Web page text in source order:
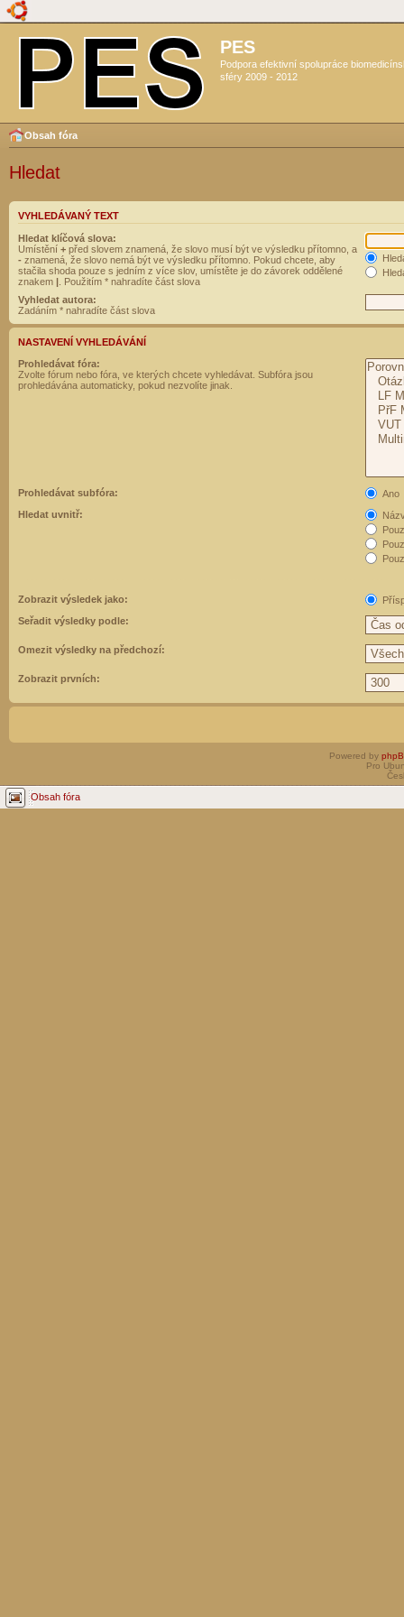
PES
Podpora efektivní spolupráce
sféry 2009 - 2012
Obsah fóra
Hledat
VYHLEDÁVANÝ TEXT
Hledat klíčová slova:
Umístění + před slovem znamená, že slovo musí být ve výsledku přítomno, a
- znamená, že slovo nemá být ve výsledku přítomno. Pokud chcete, aby
stačila shoda pouze s jedním z více slov, umístěte je do závorek oddělené
znakem | . Použitím * nahradíte část slova
Vyhledat autora:
Zadáním * nahradíte část slova
NASTAVENÍ VYHLEDÁVÁNÍ
Prohledávat fóra:
Zvolte fórum nebo fóra, ve kterých chcete vyhledávat. Subfóra jsou
prohledávána automaticky, pokud nezvolíte jinak.
Prohledávat subfóra:
Ano
Hledat uvnitř:
Zobrazit výsledek jako:
Seřadit výsledky podle:
Omezit výsledky na předchozí:
Zobrazit prvních:
Powered by
Pro
Obsah fóra